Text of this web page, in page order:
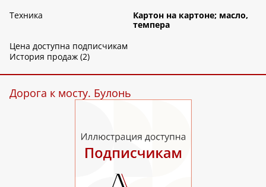
Техника
Картон на картоне; масло,
темпера
Цена доступна подписчикам
История продаж (2)
Дорога к мосту. Булонь